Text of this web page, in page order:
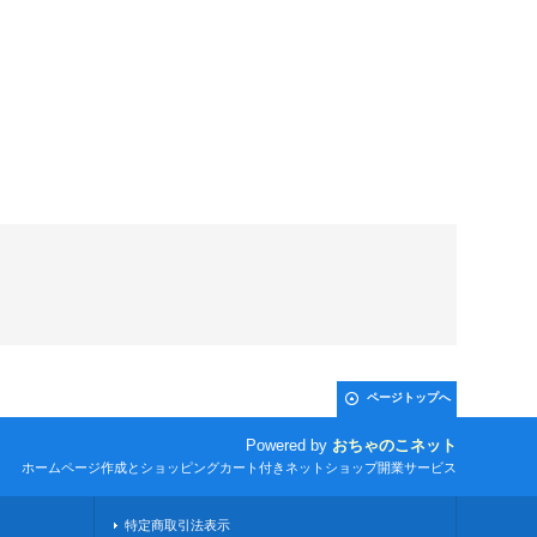
ページトップへ
Powered by おちゃのこネット
ホームページ作成とショッピングカート付きネットショップ開業サービス
特定商取引法表示